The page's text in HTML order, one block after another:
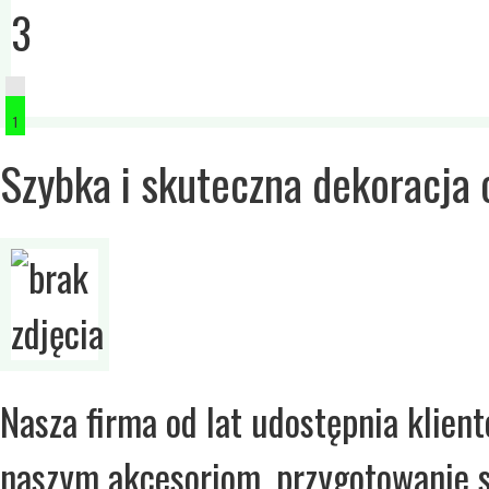
1
2
Szybka i skuteczna dekoracja
Nasza firma od lat udostępnia
naszym akcesoriom, przygotowanie